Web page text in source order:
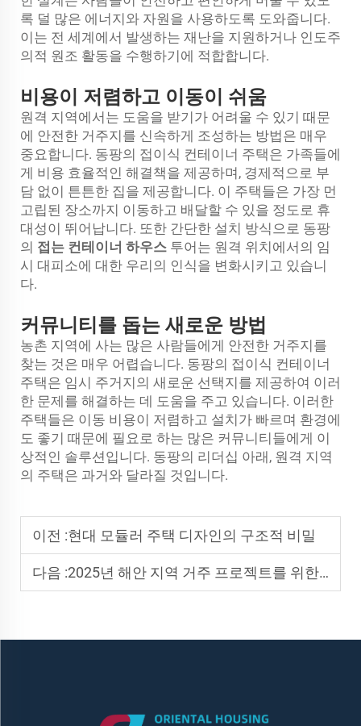
록 덜 많은 에너지와 자원을 사용하도록 도와줍니다.
이는 전 세계에서 발생하는 재난을 지원하거나 인도주
의적 원조 활동을 수행하기에 적합합니다.
비용이 저렴하고 이동이 쉬움
원격 지역에서는 도움을 받기가 어려울 수 있기 때문
에 안전한 거주지를 신속하게 조성하는 방법은 매우
중요합니다. 동팡의 접이식 컨테이너 주택은 가족들에
게 비용 효율적인 해결책을 제공하며, 경제적으로 부
담 없이 튼튼한 집을 제공합니다. 이 주택들은 가장 먼
고립된 장소까지 이동하고 배달할 수 있을 정도로 휴
대성이 뛰어납니다. 또한 간단한 설치 방식으로 동팡
의 접는 컨테이너 하우스 투어는 원격 위치에서의 임
시 대피소에 대한 우리의 인식을 변화시키고 있습니
다.
커뮤니티를 돕는 새로운 방법
농촌 지역에 사는 많은 사람들에게 안전한 거주지를
찾는 것은 매우 어렵습니다. 동팡의 접이식 컨테이너
주택은 임시 주거지의 새로운 선택지를 제공하여 이러
한 문제를 해결하는 데 도움을 주고 있습니다. 이러한
주택들은 이동 비용이 저렴하고 설치가 빠르며 환경에
도 좋기 때문에 필요로 하는 많은 커뮤니티들에게 이
상적인 솔루션입니다. 동팡의 리더십 아래, 원격 지역
의 주택은 과거와 달라질 것입니다.
이전 :현대 모듈러 주택 디자인의 구조적 비밀
다음 :2025년 해안 지역 거주 프로젝트를 위한 조립식 소형 주택의 최신 트렌드